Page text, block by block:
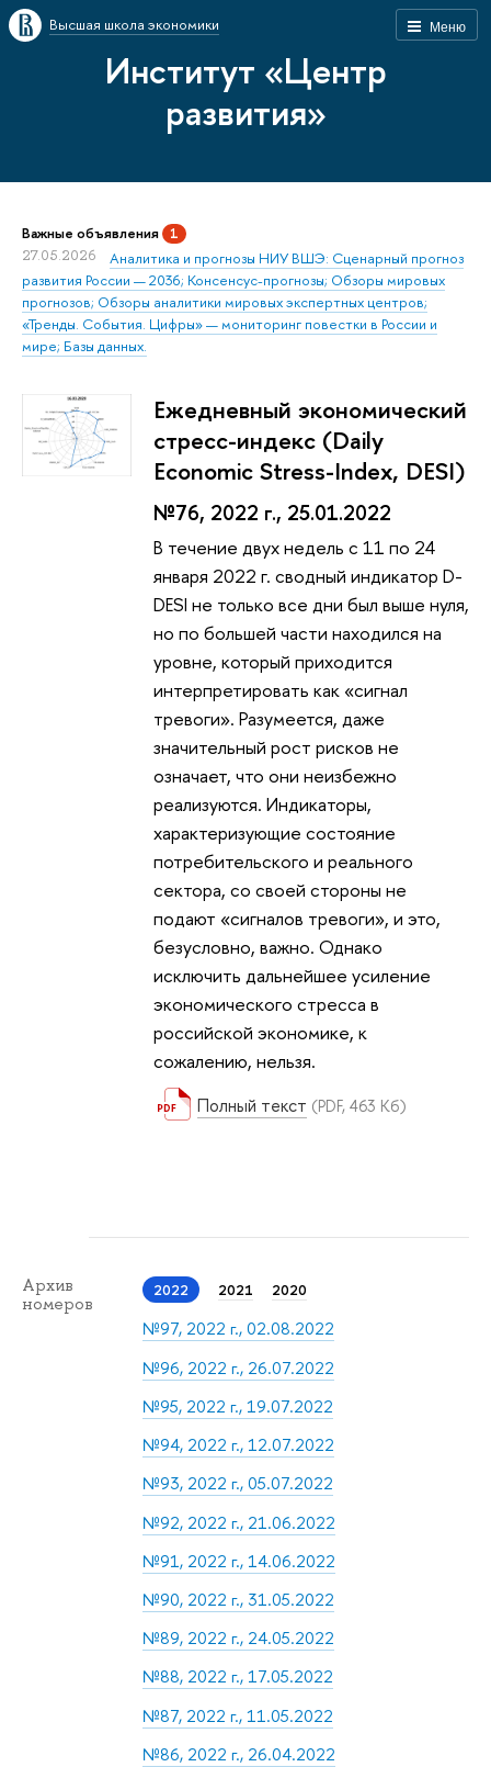
Меню
Высшая школа экономики
Институт «Центр
развития»
Важные объявления 1
27.05.2026
Аналитика и прогнозы НИУ ВШЭ: Сценарный прогноз
развития России — 2036; Консенсус-прогнозы; Обзоры мировых
прогнозов; Обзоры аналитики мировых экспертных центров;
«Тренды. События. Цифры» — мониторинг повестки в России и
мире; Базы данных.
Ежедневный экономический
стресс-индекс (Daily
Economic Stress-Index, DESI)
№76, 2022 г., 25.01.2022
В течение двух недель с 11 по 24
января 2022 г. сводный индикатор D-
DESI не только все дни был выше нуля,
но по большей части находился на
уровне, который приходится
интерпретировать как «сигнал
тревоги». Разумеется, даже
значительный рост рисков не
означает, что они неизбежно
реализуются. Индикаторы,
характеризующие состояние
потребительского и реального
сектора, со своей стороны не
подают «сигналов тревоги», и это,
безусловно, важно. Однако
исключить дальнейшее усиление
экономического стресса в
российской экономике, к
сожалению, нельзя.
Полный текст (PDF, 463 Кб)
Архив
номеров
2022 2021 2020
№97, 2022 г., 02.08.2022
№96, 2022 г., 26.07.2022
№95, 2022 г., 19.07.2022
№94, 2022 г., 12.07.2022
№93, 2022 г., 05.07.2022
№92, 2022 г., 21.06.2022
№91, 2022 г., 14.06.2022
№90, 2022 г., 31.05.2022
№89, 2022 г., 24.05.2022
№88, 2022 г., 17.05.2022
№87, 2022 г., 11.05.2022
№86, 2022 г., 26.04.2022